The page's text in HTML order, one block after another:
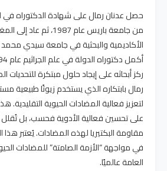
حصل عدنان رمال على شهادة الدكتوراه في
من جامعة باريس عام
الأكاديمية والبحثية في جامعة سيدي
ركز أبحاثه على إيجاد حلول مبتكرة للتحديات
رمال بابتكاره الذي يستخدم زيوتًا طبيعية
لتعزيز فعالية المضادات الحيوية التقليدية.
على تحسين فعالية الأدوية فحسب، بل
مقاومة البكتيريا لهذه المضادات. يُعتبر هذا
في مواجهة “الأزمة الصامتة” للمضادات
العامة عالميًا.